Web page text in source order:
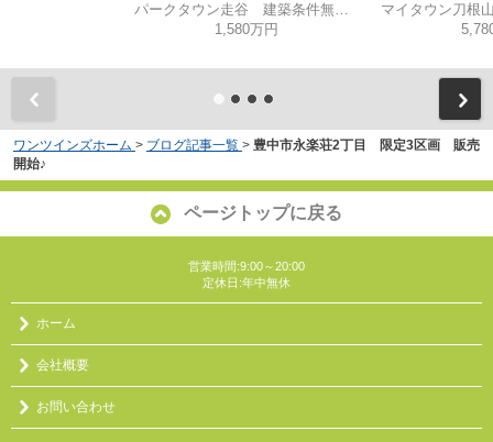
パークタウン走谷 建築条件無し売土地♪
1,580万円
ワンツインズホーム > ブログ記事一覧 > 豊中市永楽荘2丁目 限定3区画 販売
開始♪
ページトップに戻る
営業時間:9:00～20:00
定休日:年中無休
ホーム
会社概要
お問い合わせ